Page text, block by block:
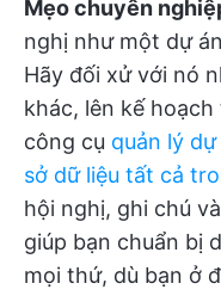
Mẹo chuyên
nghị như một dự
Hãy đối xử với nó
khác, lên kế
công cụ quản lý dự
sở dữ liệu tất cả
hội nghị, ghi chú
giúp bạn chuẩn bị
mọi thứ, dù bạn ở